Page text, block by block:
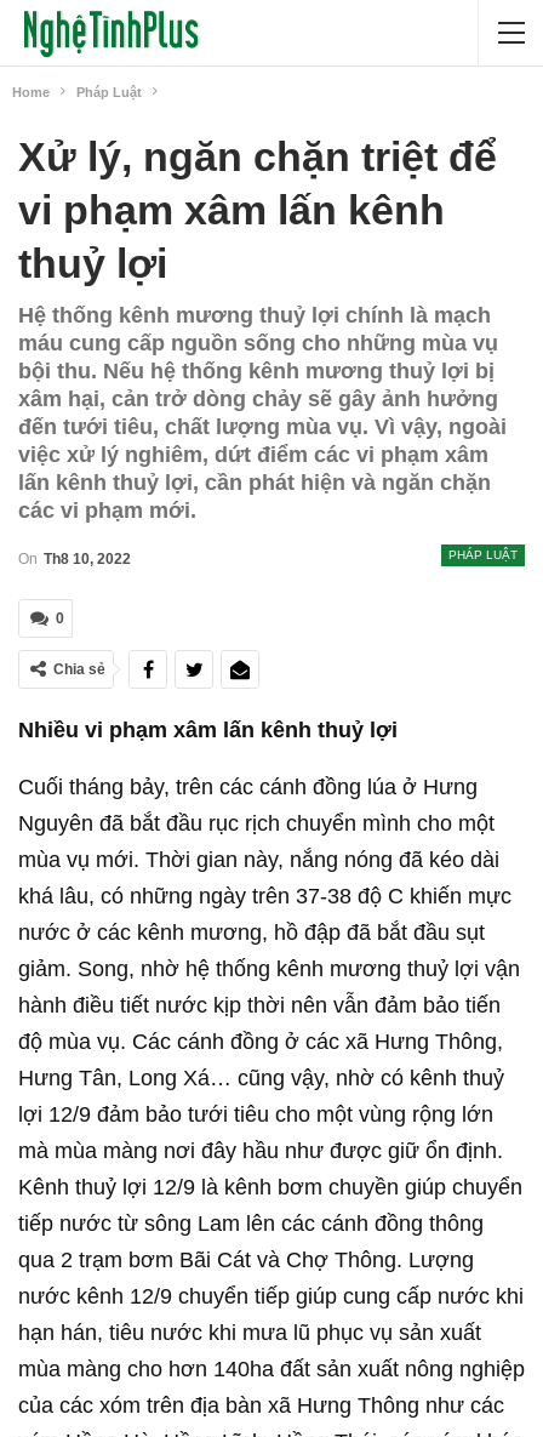
Home Pháp Luật
Xử lý, ngăn chặn triệt để
vi phạm xâm lấn kênh
thuỷ lợi
Hệ thống kênh mương thuỷ lợi chính là mạch
máu cung cấp nguồn sống cho những mùa vụ
bội thu. Nếu hệ thống kênh mương thuỷ lợi bị
xâm hại, cản trở dòng chảy sẽ gây ảnh hưởng
đến tưới tiêu, chất lượng mùa vụ. Vì vậy, ngoài
việc xử lý nghiêm, dứt điểm các vi phạm xâm
lấn kênh thuỷ lợi, cần phát hiện và ngăn chặn
các vi phạm mới.
PHÁP LUẬT
On Th8 10, 2022
0
Chia sẻ
Nhiều vi phạm xâm lấn kênh thuỷ lợi
Cuối tháng bảy, trên các cánh đồng lúa ở Hưng
Nguyên đã bắt đầu rục rịch chuyển mình cho một
mùa vụ mới. Thời gian này, nắng nóng đã kéo dài
khá lâu, có những ngày trên 37-38 độ C khiến mực
nước ở các kênh mương, hồ đập đã bắt đầu sụt
giảm. Song, nhờ hệ thống kênh mương thuỷ lợi vận
hành điều tiết nước kịp thời nên vẫn đảm bảo tiến
độ mùa vụ. Các cánh đồng ở các xã Hưng Thông,
Hưng Tân, Long Xá… cũng vậy, nhờ có kênh thuỷ
lợi 12/9 đảm bảo tưới tiêu cho một vùng rộng lớn
mà mùa màng nơi đây hầu như được giữ ổn định.
Kênh thuỷ lợi 12/9 là kênh bơm chuyền giúp chuyển
tiếp nước từ sông Lam lên các cánh đồng thông
qua 2 trạm bơm Bãi Cát và Chợ Thông. Lượng
nước kênh 12/9 chuyển tiếp giúp cung cấp nước khi
hạn hán, tiêu nước khi mưa lũ phục vụ sản xuất
mùa màng cho hơn 140ha đất sản xuất nông nghiệp
của các xóm trên địa bàn xã Hưng Thông như các